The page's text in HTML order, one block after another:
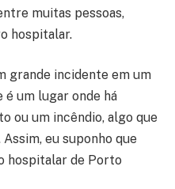
muitas pessoas,
hospitalar.
grande incidente em um
um lugar onde há
ou um incêndio, algo que
eu suponho que
hospitalar de Porto